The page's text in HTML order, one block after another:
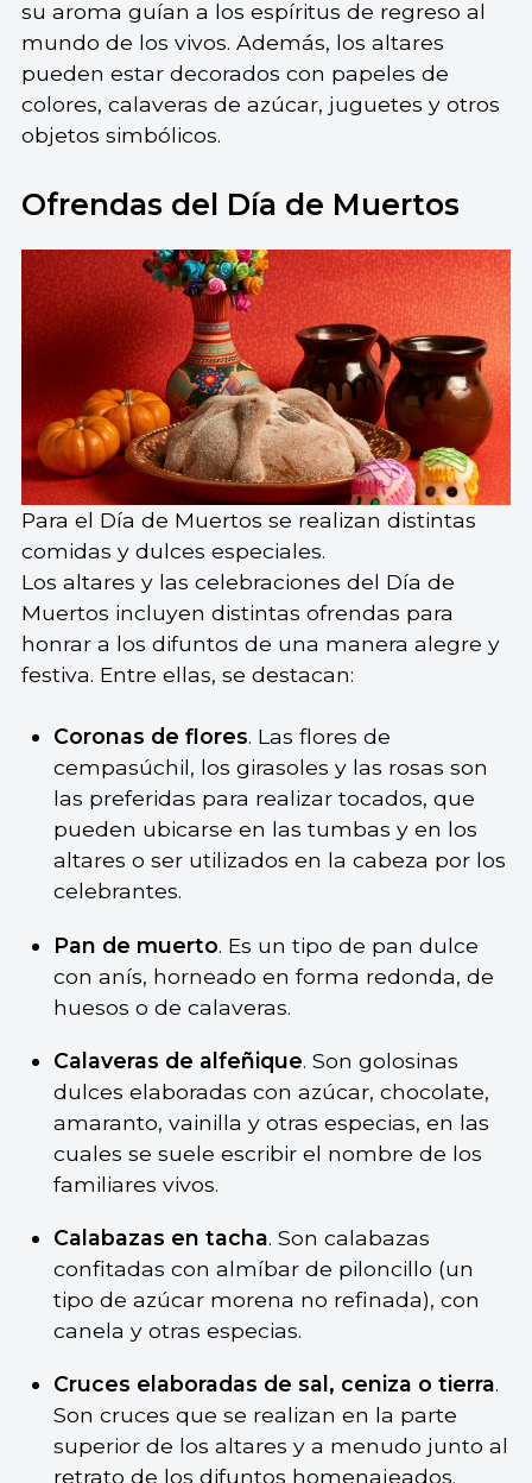
su aroma guían a los espíritus de regreso al
mundo de los vivos. Además, los altares
pueden estar decorados con papeles de
colores, calaveras de azúcar, juguetes y otros
objetos simbólicos.
Ofrendas del Día de Muertos
Para el Día de Muertos se realizan distintas
comidas y dulces especiales.
Los altares y las celebraciones del Día de
Muertos incluyen distintas ofrendas para
honrar a los difuntos de una manera alegre y
festiva. Entre ellas, se destacan:
Coronas de flores. Las flores de
cempasúchil, los girasoles y las rosas son
las preferidas para realizar tocados, que
pueden ubicarse en las tumbas y en los
altares o ser utilizados en la cabeza por los
celebrantes.
Pan de muerto. Es un tipo de pan dulce
con anís, horneado en forma redonda, de
huesos o de calaveras.
Calaveras de alfeñique. Son golosinas
dulces elaboradas con azúcar, chocolate,
amaranto, vainilla y otras especias, en las
cuales se suele escribir el nombre de los
familiares vivos.
Calabazas en tacha. Son calabazas
confitadas con almíbar de piloncillo (un
tipo de azúcar morena no refinada), con
canela y otras especias.
Cruces elaboradas de sal, ceniza o tierra.
Son cruces que se realizan en la parte
superior de los altares y a menudo junto al
retrato de los difuntos homenajeados.